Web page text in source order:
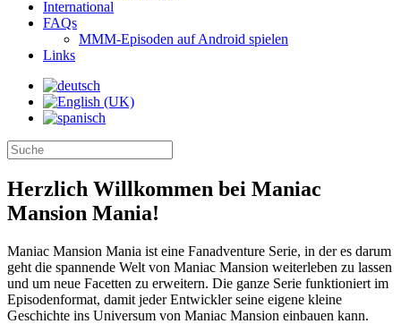
International
FAQs
MMM-Episoden auf Android spielen
Links
Herzlich Willkommen bei Maniac
Mansion Mania!
Maniac Mansion Mania ist eine Fanadventure Serie, in der es darum
geht die spannende Welt von Maniac Mansion weiterleben zu lassen
und um neue Facetten zu erweitern. Die ganze Serie funktioniert im
Episodenformat, damit jeder Entwickler seine eigene kleine
Geschichte ins Universum von Maniac Mansion einbauen kann.